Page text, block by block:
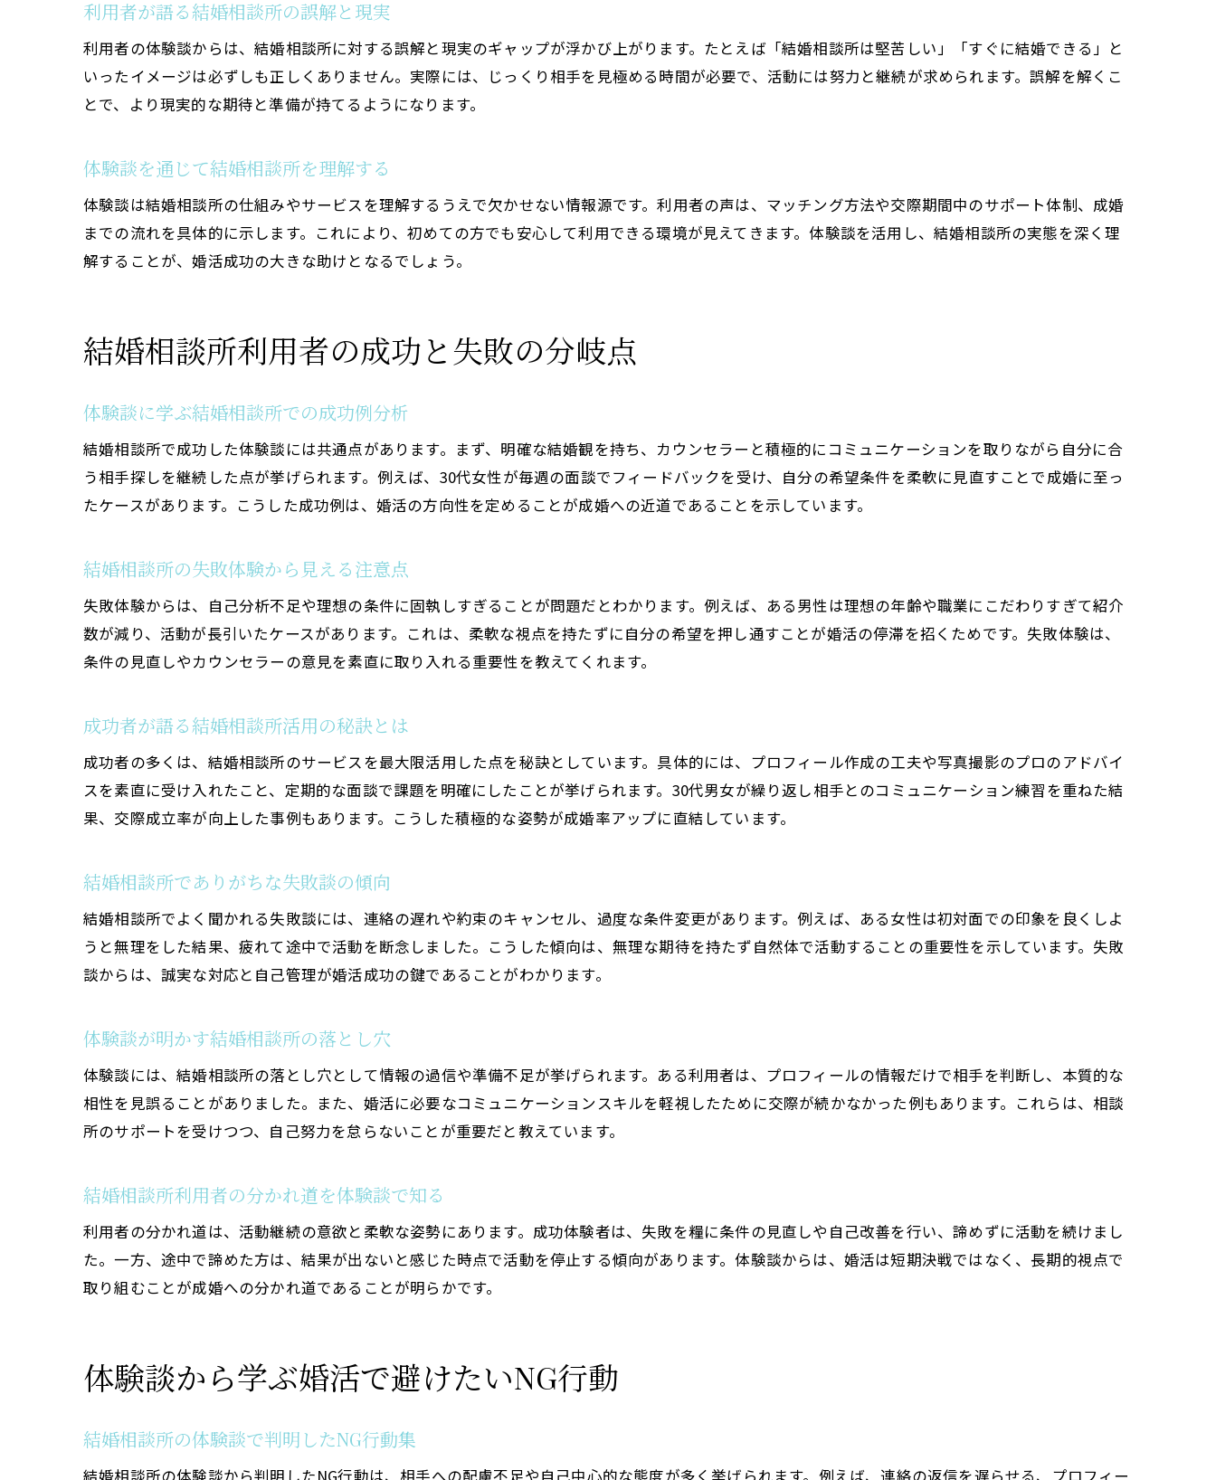
結婚相談所の体験談で学ぶ交際マナーとは
体験談に見る結婚相談所でのマナー違反例
結婚相談所交際時の心得を体験談から知る
交際マナーのポイントを結婚相談所体験談で解説
結婚相談所の体験者が明かす心の葛藤と成長
結婚相談所で自分と向き合った体験談
婚活の疑問は体験談がヒントになる理由
結婚相談所の体験談が疑問を解消する仕組み
体験談に学ぶ結婚相談所での疑問の解決法
体験談が結婚相談所選びの不安をサポート
結婚相談所のリアル体験談が疑問に答える
体験談を通じた結婚相談所選びの極意
体験談が教える後悔しない結婚相談所の探し方
結婚相談所選びは体験談の比較がポイント
経験者の結婚相談所体験談で見る選択ポイント
利用者が語る結婚相談所の誤解と現実
利用者の体験談からは、結婚相談所に対する誤解と現実のギャップが浮かび上がります。たとえば「結婚相談所は堅苦しい」「すぐに結婚できる」と
いったイメージは必ずしも正しくありません。実際には、じっくり相手を見極める時間が必要で、活動には努力と継続が求められます。誤解を解くこ
とで、より現実的な期待と準備が持てるようになります。
体験談を通じて結婚相談所を理解する
体験談は結婚相談所の仕組みやサービスを理解するうえで欠かせない情報源です。利用者の声は、マッチング方法や交際期間中のサポート体制、成婚
までの流れを具体的に示します。これにより、初めての方でも安心して利用できる環境が見えてきます。体験談を活用し、結婚相談所の実態を深く理
解することが、婚活成功の大きな助けとなるでしょう。
結婚相談所利用者の成功と失敗の分岐点
体験談に学ぶ結婚相談所での成功例分析
結婚相談所で成功した体験談には共通点があります。まず、明確な結婚観を持ち、カウンセラーと積極的にコミュニケーションを取りながら自分に合
う相手探しを継続した点が挙げられます。例えば、30代女性が毎週の面談でフィードバックを受け、自分の希望条件を柔軟に見直すことで成婚に至っ
たケースがあります。こうした成功例は、婚活の方向性を定めることが成婚への近道であることを示しています。
結婚相談所の失敗体験から見える注意点
失敗体験からは、自己分析不足や理想の条件に固執しすぎることが問題だとわかります。例えば、ある男性は理想の年齢や職業にこだわりすぎて紹介
数が減り、活動が長引いたケースがあります。これは、柔軟な視点を持たずに自分の希望を押し通すことが婚活の停滞を招くためです。失敗体験は、
条件の見直しやカウンセラーの意見を素直に取り入れる重要性を教えてくれます。
成功者が語る結婚相談所活用の秘訣とは
成功者の多くは、結婚相談所のサービスを最大限活用した点を秘訣としています。具体的には、プロフィール作成の工夫や写真撮影のプロのアドバイ
スを素直に受け入れたこと、定期的な面談で課題を明確にしたことが挙げられます。30代男女が繰り返し相手とのコミュニケーション練習を重ねた結
果、交際成立率が向上した事例もあります。こうした積極的な姿勢が成婚率アップに直結しています。
結婚相談所でありがちな失敗談の傾向
結婚相談所でよく聞かれる失敗談には、連絡の遅れや約束のキャンセル、過度な条件変更があります。例えば、ある女性は初対面での印象を良くしよ
うと無理をした結果、疲れて途中で活動を断念しました。こうした傾向は、無理な期待を持たず自然体で活動することの重要性を示しています。失敗
談からは、誠実な対応と自己管理が婚活成功の鍵であることがわかります。
体験談が明かす結婚相談所の落とし穴
体験談には、結婚相談所の落とし穴として情報の過信や準備不足が挙げられます。ある利用者は、プロフィールの情報だけで相手を判断し、本質的な
相性を見誤ることがありました。また、婚活に必要なコミュニケーションスキルを軽視したために交際が続かなかった例もあります。これらは、相談
所のサポートを受けつつ、自己努力を怠らないことが重要だと教えています。
結婚相談所利用者の分かれ道を体験談で知る
利用者の分かれ道は、活動継続の意欲と柔軟な姿勢にあります。成功体験者は、失敗を糧に条件の見直しや自己改善を行い、諦めずに活動を続けまし
た。一方、途中で諦めた方は、結果が出ないと感じた時点で活動を停止する傾向があります。体験談からは、婚活は短期決戦ではなく、長期的視点で
取り組むことが成婚への分かれ道であることが明らかです。
体験談から学ぶ婚活で避けたいNG行動
結婚相談所の体験談で判明したNG行動集
結婚相談所の体験談から判明したNG行動は、相手への配慮不足や自己中心的な態度が多く挙げられます。例えば、連絡の返信を遅らせる、プロフィー